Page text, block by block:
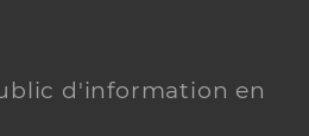
d'information en